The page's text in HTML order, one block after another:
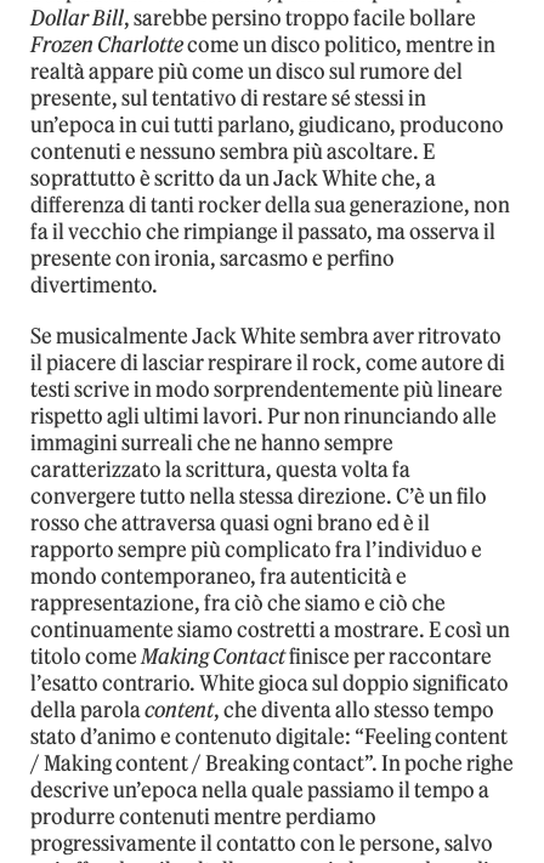
Dollar Bill, sarebbe persino troppo facile bollare
Frozen Charlottecome un disco politico, mentre in
realtà appare più come un disco sul rumore del
presente, sul tentativo di restare sé stessi in
un’epoca in cui tutti parlano, giudicano, producono
contenuti e nessuno sembra più ascoltare. E
soprattutto è scritto da un Jack White che, a
differenza di tanti rocker della sua generazione, non
fa il vecchio che rimpiange il passato, ma osserva il
presente con ironia, sarcasmo e perfino
divertimento.
Se musicalmente Jack White sembra aver ritrovato
il piacere di lasciar respirare il rock, come autore di
testi scrive in modo sorprendentemente più lineare
rispetto agli ultimi lavori. Pur non rinunciando alle
immagini surreali che ne hanno sempre
caratterizzato la scrittura, questa volta fa
convergere tutto nella stessa direzione. C’è un filo
rosso che attraversa quasi ogni brano ed è il
rapporto sempre più complicato fra l’individuo e
mondo contemporaneo, fra autenticità e
rappresentazione, fra ciò che siamo e ciò che
continuamente siamo costretti a mostrare. E così un
titolo comeMaking Contactfinisce per raccontare
l’esatto contrario. White gioca sul doppio significato
della parolacontent, che diventa allo stesso tempo
stato d’animo e contenuto digitale: “Feeling content
/ Making content / Breaking contact”. In poche righe
descrive un’epoca nella quale passiamo il tempo a
produrre contenuti mentre perdiamo
progressivamente il contatto con le persone, salvo